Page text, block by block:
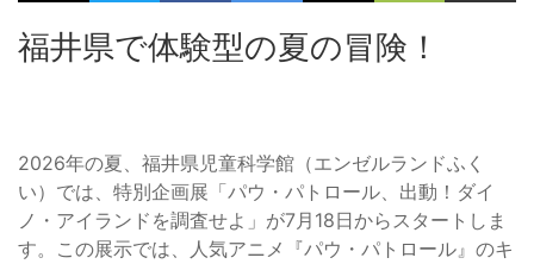
福井県で体験型の夏の冒険！
2026年の夏、福井県児童科学館（エンゼルランドふく
い）では、特別企画展「パウ・パトロール、出動！ダイ
ノ・アイランドを調査せよ」が7月18日からスタートしま
す。この展示では、人気アニメ『パウ・パトロール』のキ